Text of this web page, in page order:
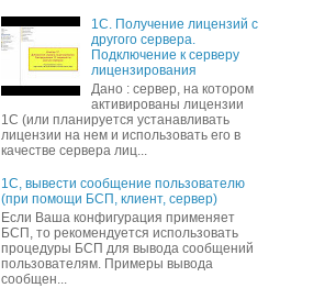
1С. Получение лицензий с
другого сервера.
Подключение к серверу
лицензирования
Дано : сервер, на котором
активированы лицензии
1С (или планируется устанавливать
лицензии на нем и использовать его в
качестве сервера лиц...
1С, вывести сообщение пользователю
(при помощи БСП, клиент, сервер)
Если Ваша конфигурация применяет
БСП, то рекомендуется использовать
процедуры БСП для вывода сообщений
пользователям. Примеры вывода
сообщен...